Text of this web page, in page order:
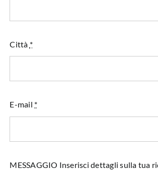
Città *
E-mail *
MESSAGGIO Inserisci dettagli sulla tua